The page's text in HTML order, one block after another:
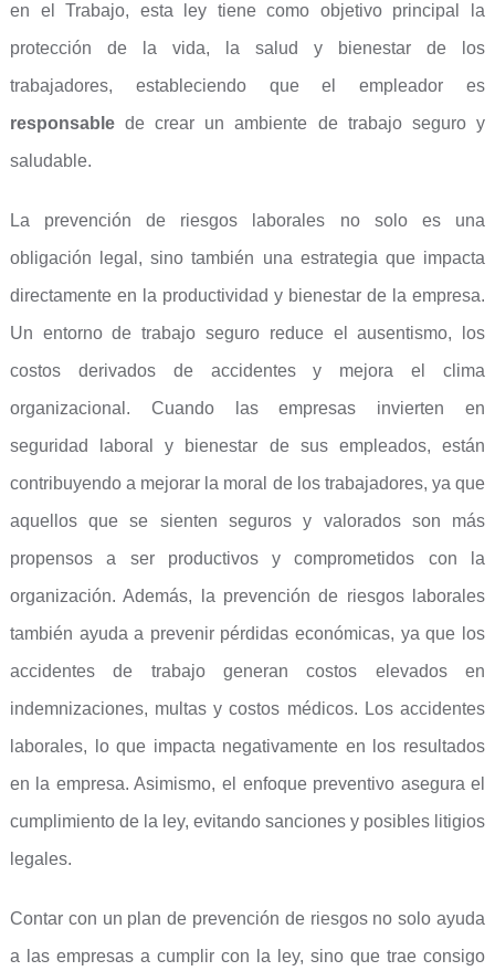
en el Trabajo, esta ley tiene como objetivo principal la
protección de la vida, la salud y bienestar de los
trabajadores, estableciendo que el empleador es
responsablede crear un ambiente de trabajo seguro y
saludable.
La prevención de riesgos laborales no solo es una
obligación legal, sino también una estrategia que impacta
directamente en la productividad y bienestar de la empresa.
Un entorno de trabajo seguro reduce el ausentismo, los
costos derivados de accidentes y mejora el clima
organizacional. Cuando las empresas invierten en
seguridad laboral y bienestar de sus empleados, están
contribuyendo a mejorar la moral de los trabajadores, ya que
aquellos que se sienten seguros y valorados son más
propensos a ser productivos y comprometidos con la
organización. Además, la prevención de riesgos laborales
también ayuda a prevenir pérdidas económicas, ya que los
accidentes de trabajo generan costos elevados en
indemnizaciones, multas y costos médicos. Los accidentes
laborales, lo que impacta negativamente en los resultados
en la empresa. Asimismo, el enfoque preventivo asegura el
cumplimiento de la ley, evitando sanciones y posibles litigios
legales.
Contar con un plan de prevención de riesgos no solo ayuda
a las empresas a cumplir con la ley, sino que trae consigo